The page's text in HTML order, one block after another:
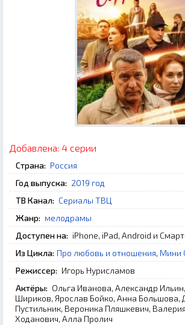
Добавлена: 4 серии
Страна: Россия
Год выпуска: 2019 год
ТВ Канал: Сериалы ТВЦ
Жанр: мелодрамы
Доступен на: iPhone, iPad, Android и
Из Цикла: Про любовь и отношения, Мини
Режиссер: Игорь Нурисламов
Актёры: Ольга Иванова, Александр
Шириков, Ярослав Бойко, Анна Большова,
Пустильник, Вероника Пляшкевич,
Ходанович, Алла Пролич